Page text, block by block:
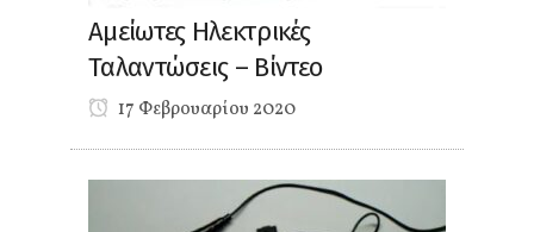
Αμείωτες Ηλεκτρικές
Ταλαντώσεις – Βίντεο
17 Φεβρουαρίου 2020